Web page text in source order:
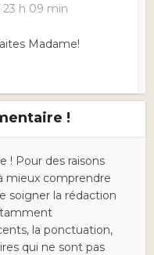
23 h 09 min
Madame!
!
! Pour des raisons
mieux comprendre
soigner la rédaction
la ponctuation,
qui ne sont pas